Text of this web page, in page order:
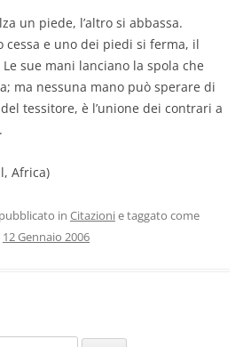
un piede, l’altro si abbassa.
cessa e uno dei piedi si ferma, il
sue mani lanciano la spola che
ma nessuna mano può sperare di
tessitore, è l’unione dei contrari a
Africa)
in Citazionie taggato come
12 Gennaio 2006